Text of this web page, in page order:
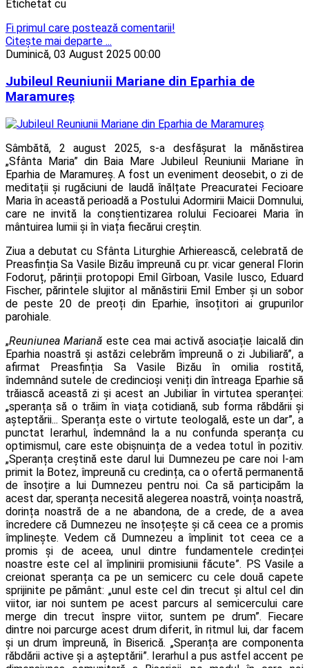
Etichetat cu
Fi primul care postează comentarii!
Citeşte mai departe ...
Duminică, 03 August 2025 00:00
Jubileul Reuniunii Mariane din Eparhia de
Maramureș
Sâmbătă, 2 august 2025, s-a desfășurat la mănăstirea
„Sfânta Maria” din Baia Mare Jubileul Reuniunii Mariane în
Eparhia de Maramureș. A fost un eveniment deosebit, o zi de
meditații și rugăciuni de laudă înălțate Preacuratei Fecioare
Maria în această perioadă a Postului Adormirii Maicii Domnului,
care ne invită la conștientizarea rolului Fecioarei Maria în
mântuirea lumii și în viața fiecărui creștin.
Ziua a debutat cu Sfânta Liturghie Arhierească, celebrată de
Preasfinția Sa Vasile Bizău împreună cu pr. vicar general Florin
Fodoruț, părinții protopopi Emil Gîrboan, Vasile Iusco, Eduard
Fischer, părintele slujitor al mănăstirii Emil Ember și un sobor
de peste 20 de preoți din Eparhie, însoțitori ai grupurilor
parohiale.
„Reuniunea Mariană este cea mai activă asociație laicală din
Eparhia noastră și astăzi celebrăm împreună o zi Jubiliară”, a
afirmat Preasfinția Sa Vasile Bizău în omilia rostită,
îndemnând sutele de credincioși veniți din întreaga Eparhie să
trăiască această zi și acest an Jubiliar în virtutea speranței:
„speranța să o trăim în viața cotidiană, sub forma răbdării și
așteptării... Speranța este o virtute teologală, este un dar”, a
punctat Ierarhul, îndemnând la a nu confunda speranța cu
optimismul, care este obișnuința de a vedea totul în pozitiv.
„Speranța creștină este darul lui Dumnezeu pe care noi l-am
primit la Botez, împreună cu credința, ca o ofertă permanentă
de însoțire a lui Dumnezeu pentru noi. Ca să participăm la
acest dar, speranța necesită alegerea noastră, voința noastră,
dorința noastră de a ne abandona, de a crede, de a avea
încredere că Dumnezeu ne însoțește și că ceea ce a promis
împlinește. Vedem că Dumnezeu a împlinit tot ceea ce a
promis și de aceea, unul dintre fundamentele credinței
noastre este cel al împlinirii promisiunii făcute”. PS Vasile a
creionat speranța ca pe un semicerc cu cele două capete
sprijinite pe pământ: „unul este cel din trecut și altul cel din
viitor, iar noi suntem pe acest parcurs al semicercului care
merge din trecut înspre viitor, suntem pe drum”. Fiecare
dintre noi parcurge acest drum diferit, în ritmul lui, dar facem
și un drum împreună, în Biserică. „Speranța are componenta
răbdării active și a așteptării”. Ierarhul a pus astfel accent pe